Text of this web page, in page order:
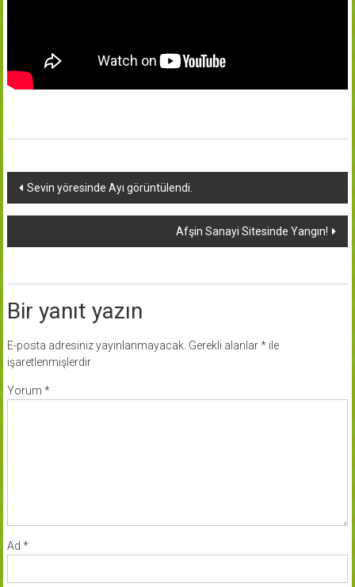
Yazı
dolaşımı
Sevin yöresinde Ayı görüntülendi.
Afşin Sanayi Sitesinde Yangın!
Bir yanıt yazın
E-posta adresiniz yayınlanmayacak. Gerekli alanlar*ile
işaretlenmişlerdir
Yorum *
Ad *